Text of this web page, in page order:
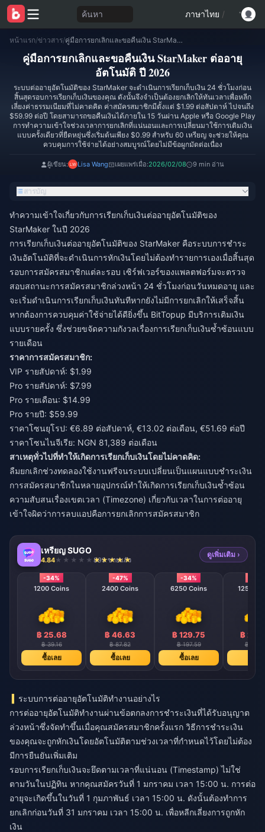
ค้นหา ภาษาไทย /
หน้าแรก/ข่าวสาร/ คู่มือการยกเลิกและขอคืนเงิน StarMaker ต่ออายุอัตโนมัติ ปี 2026
คู่มือการยกเลิกและขอคืนเงิน StarMaker ต่ออายุ
อัตโนมัติ ปี 2026
ระบบต่ออายุอัตโนมัติของ StarMaker จะดำเนินการเรียกเก็บเงิน 24 ชั่วโมงก่อน
สิ้นสุดรอบการเรียกเก็บเงินของคุณ ดังนั้นจึงจำเป็นต้องยกเลิกให้ทันเวลาเพื่อหลีก
เลี่ยงค่าธรรมเนียมที่ไม่คาดคิด ค่าสมัครสมาชิกมีตั้งแต่ $1.99 ต่อสัปดาห์ ไปจนถึง
$59.99 ต่อปี โดยสามารถขอคืนเงินได้ภายใน 15 วันผ่าน Apple หรือ Google Play
การทำความเข้าใจช่วงเวลาการยกเลิกที่แน่นอนและการเปลี่ยนมาใช้การเติมเงิน
แบบครั้งเดียวที่ยืดหยุ่นซึ่งเริ่มต้นเพียง $0.99 สำหรับ 60 เหรียญ จะช่วยให้คุณ
ควบคุมการใช้จ่ายได้อย่างสมบูรณ์โดยไม่มีข้อผูกมัดต่อเนื่อง
ผู้เขียน: Lisa Wang เผยแพร่เมื่อ:2026/02/08 9 min อ่าน
สารบัญ
ทำความเข้าใจเกี่ยวกับการเรียกเก็บเงินต่ออายุอัตโนมัติของ
StarMaker ในปี 2026
การเรียกเก็บเงินต่ออายุอัตโนมัติของ StarMaker คือระบบการชำระ
เงินอัตโนมัติที่จะดำเนินการหักเงินโดยไม่ต้องทำรายการเองเมื่อสิ้นสุด
รอบการสมัครสมาชิกแต่ละรอบ เซิร์ฟเวอร์ของแพลตฟอร์มจะตรวจ
สอบสถานะการสมัครสมาชิกล่วงหน้า 24 ชั่วโมงก่อนวันหมดอายุ และ
จะเริ่มดำเนินการเรียกเก็บเงินทันทีหากยังไม่มีการยกเลิกให้เสร็จสิ้น
หากต้องการควบคุมค่าใช้จ่ายได้ดียิ่งขึ้น BitTopup มีบริการเติมเงิน
แบบรายครั้ง ซึ่งช่วยขจัดความกังวลเรื่องการเรียกเก็บเงินซ้ำซ้อนแบบ
รายเดือน
ราคาการสมัครสมาชิก:
VIP รายสัปดาห์: $1.99
Pro รายสัปดาห์: $7.99
Pro รายเดือน: $14.99
Pro รายปี: $59.99
ราคาโซนยุโรป: €6.89 ต่อสัปดาห์, €13.02 ต่อเดือน, €51.69 ต่อปี
ราคาโซนไนจีเรีย: NGN 81,389 ต่อเดือน
สาเหตุทั่วไปที่ทำให้เกิดการเรียกเก็บเงินโดยไม่คาดคิด:
ลืมยกเลิกช่วงทดลองใช้งานฟรีจนระบบเปลี่ยนเป็นแผนแบบชำระเงิน
การสมัครสมาชิกในหลายอุปกรณ์ทำให้เกิดการเรียกเก็บเงินซ้ำซ้อน
ความสับสนเรื่องเขตเวลา (Timezone) เกี่ยวกับเวลาในการต่ออายุ
เข้าใจผิดว่าการลบแอปคือการยกเลิกการสมัครสมาชิก
เหรียญ SUGO
4.84 899 ขายแล้ว
ดูเพิ่มเติม ›
-34%
1200 Coins
฿ 25.68
฿ 39.16
ซื้อเลย
-47%
2400 Coins
฿ 46.63
฿ 87.82
ซื้อเลย
-34%
6250 Coins
฿ 129.75
฿ 197.59
ซื้อเลย
12500
฿
฿
ระบบการต่ออายุอัตโนมัติทำงานอย่างไร
การต่ออายุอัตโนมัติทำงานผ่านข้อตกลงการชำระเงินที่ได้รับอนุญาต
ล่วงหน้าซึ่งจัดทำขึ้นเมื่อคุณสมัครสมาชิกครั้งแรก วิธีการชำระเงิน
ของคุณจะถูกหักเงินโดยอัตโนมัติตามช่วงเวลาที่กำหนดไว้โดยไม่ต้อง
มีการยืนยันเพิ่มเติม
รอบการเรียกเก็บเงินจะยึดตามเวลาที่แน่นอน (Timestamp) ไม่ใช่
ตามวันในปฏิทิน หากคุณสมัครวันที่ 1 มกราคม เวลา 15:00 น. การต่อ
อายุจะเกิดขึ้นในวันที่ 1 กุมภาพันธ์ เวลา 15:00 น. ดังนั้นต้องทำการ
ยกเลิกก่อนวันที่ 31 มกราคม เวลา 15:00 น. เพื่อหลีกเลี่ยงการถูกหัก
เงิน